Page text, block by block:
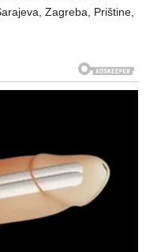
Zagreba, Prištine,